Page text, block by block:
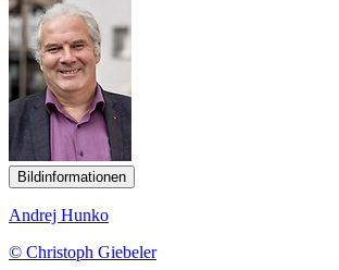
Bildinformationen
Andrej Hunko
© Christoph Giebeler